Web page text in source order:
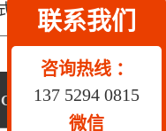
联系我们
咨询热线 ：
137 5294 0815
微信
GDC 固定式动态车辆检测秤
CONTACT US